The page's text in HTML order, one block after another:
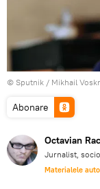
© Sputnik / Mikhail
Abonare
Octavian
Jurnalist,
Materialele